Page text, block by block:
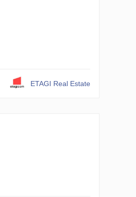
ETAGI Real Estate